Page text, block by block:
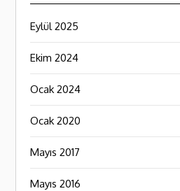
Eylül 2025
Ekim 2024
Ocak 2024
Ocak 2020
Mayıs 2017
Mayıs 2016